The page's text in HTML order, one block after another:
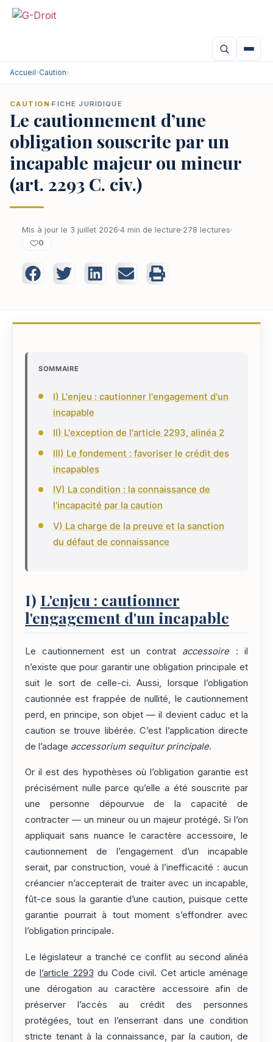
Accueil›Caution›
CAUTION FICHE JURIDIQUE
Le cautionnement d’une
obligation souscrite par un
incapable majeur ou mineur
(art. 2293 C. civ.)
Mis à jour le 3 juillet 2026 4 min de lecture 278 lectures
0
SOMMAIRE
I) L'enjeu : cautionner l'engagement d'un
incapable
II) L'exception de l'article 2293, alinéa 2
III) Le fondement : favoriser le crédit des
incapables
IV) La condition : la connaissance de
l'incapacité par la caution
V) La charge de la preuve et la sanction
du défaut de connaissance
I) L'enjeu : cautionner
l'engagement d'un incapable
Le cautionnement est un contrat accessoire: il
n’existe que pour garantir une obligation principale et
suit le sort de celle-ci. Aussi, lorsque l’obligation
cautionnée est frappée de nullité, le cautionnement
perd, en principe, son objet — il devient caduc et la
caution se trouve libérée. C’est l’application directe
de l’adage accessorium sequitur principale.
Or il est des hypothèses où l’obligation garantie est
précisément nulle parce qu’elle a été souscrite par
une personne dépourvue de la capacité de
contracter — un mineur ou un majeur protégé. Si l’on
appliquait sans nuance le caractère accessoire, le
cautionnement de l’engagement d’un incapable
serait, par construction, voué à l’inefficacité : aucun
créancier n’accepterait de traiter avec un incapable,
fût-ce sous la garantie d’une caution, puisque cette
garantie pourrait à tout moment s’effondrer avec
l’obligation principale.
Le législateur a tranché ce conflit au second alinéa
del’article 2293 du Code civil. Cet article aménage
une dérogation au caractère accessoire afin de
préserver l’accès au crédit des personnes
protégées, tout en l’enserrant dans une condition
stricte tenant à la connaissance, par la caution, de